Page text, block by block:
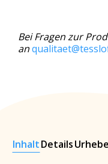
Bei Fragen zur
an
InhaltDetails